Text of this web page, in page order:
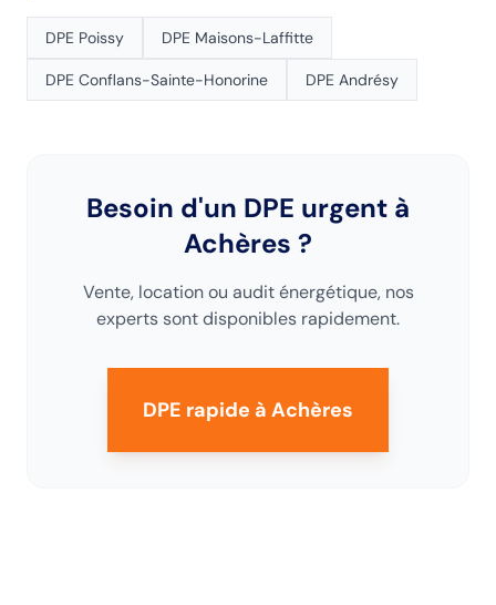
DPE Poissy DPE Maisons-Laffitte
DPE Conflans-Sainte-Honorine DPE Andrésy
Besoin d'un DPE urgent à
Achères ?
Vente, location ou audit énergétique, nos
experts sont disponibles rapidement.
DPE rapide à Achères